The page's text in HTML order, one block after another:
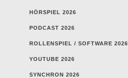
HÖRSPIEL 2026
PODCAST 2026
ROLLENSPIEL / SOFTWARE 2026
YOUTUBE 2026
SYNCHRON 2026